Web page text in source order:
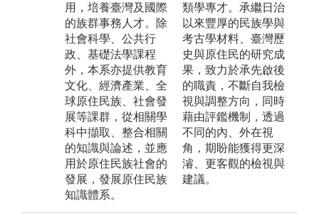
用，培養臺灣及國際
的族群事務人才。除
社會科學、公共行
政、基礎法學課程
外，本系亦提供教育
文化、經濟產業、全
球原住民族、社會發
展等課群，從相關學
科中擷取、整合相關
的知識與論述，並應
用於原住民族社會的
發展，發展原住民族
知識體系。
類學專才。承繼日治
以來豐厚的民族學與
考古學材料、臺灣歷
史與原住民的研究成
果，致力於承先啟後
的職責，不斷自我檢
視與調整方向，同時
藉由評鑑機制，透過
不同的內、外在視
角，期盼能獲得更深
濬、更客觀的檢視與
建議。